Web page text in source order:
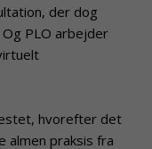
der dog
PLO arbejder
hvorefter det
almen praksis fra